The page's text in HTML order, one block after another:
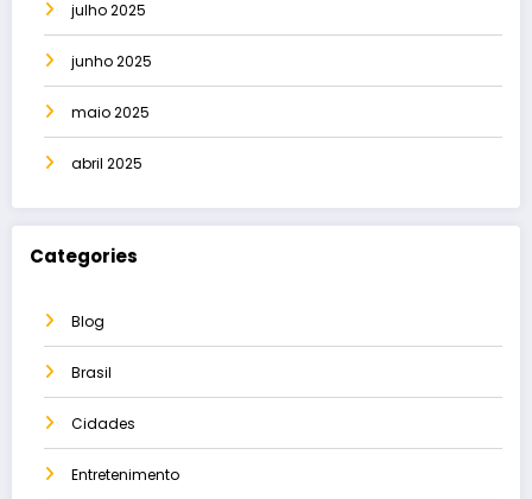
julho 2025
junho 2025
maio 2025
abril 2025
Categories
Blog
Brasil
Cidades
Entretenimento